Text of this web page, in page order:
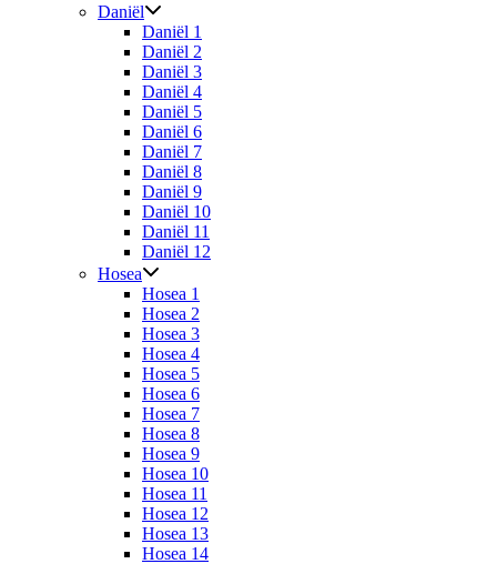
Daniël
Daniël 1
Daniël 2
Daniël 3
Daniël 4
Daniël 5
Daniël 6
Daniël 7
Daniël 8
Daniël 9
Daniël 10
Daniël 11
Daniël 12
Hosea
Hosea 1
Hosea 2
Hosea 3
Hosea 4
Hosea 5
Hosea 6
Hosea 7
Hosea 8
Hosea 9
Hosea 10
Hosea 11
Hosea 12
Hosea 13
Hosea 14